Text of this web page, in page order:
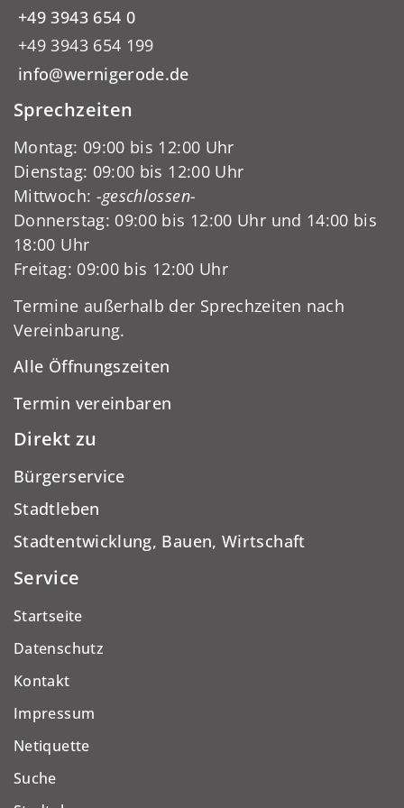
+49 3943 654 0
+49 3943 654 199
info@wernigerode.de
Sprechzeiten
Montag: 09:00 bis 12:00 Uhr
Dienstag: 09:00 bis 12:00 Uhr
Mittwoch: -geschlossen-
Donnerstag: 09:00 bis 12:00 Uhr und 14:00 bis
18:00 Uhr
Freitag: 09:00 bis 12:00 Uhr
Termine außerhalb der Sprechzeiten nach
Vereinbarung.
Alle Öffnungszeiten
Termin vereinbaren
Direkt zu
Bürgerservice
Stadtleben
Stadtentwicklung, Bauen, Wirtschaft
Service
Startseite
Datenschutz
Kontakt
Impressum
Netiquette
Suche